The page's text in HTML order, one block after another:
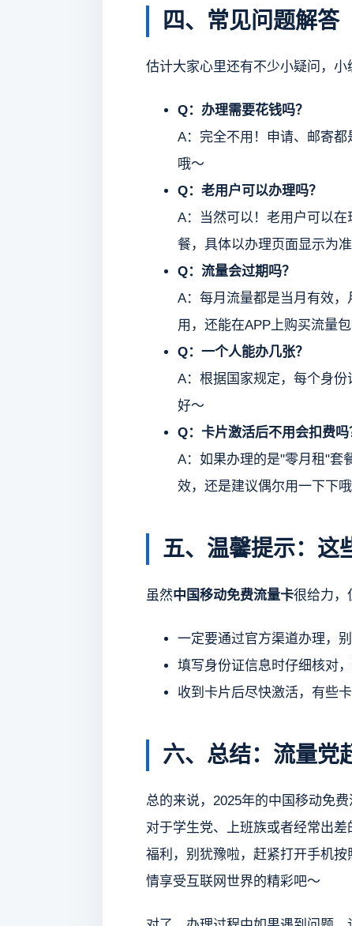
四、常见问题解答
估计大家心里还有不少小疑问，小
Q：办理需要花钱吗？
A：完全不用！申请、邮寄
哦～
Q：老用户可以办理吗？
A：当然可以！老用户可以
餐，具体以办理页面显示为
Q：流量会过期吗？
A：每月流量都是当月有效
用，还能在APP上购买流量包
Q：一个人能办几张？
A：根据国家规定，每个身
好～
Q：卡片激活后不用会扣费吗
A：如果办理的是"零月租"套
效，还是建议偶尔用一下下
五、温馨提示：这
虽然中国移动免费流量卡很给力，
一定要通过官方渠道办理，
填写身份证信息时仔细核对
收到卡片后尽快激活，有些
六、总结：流量党
总的来说，2025年的中国移动免
对于学生党、上班族或者经常出
福利，别犹豫啦，赶紧打开手机
情享受互联网世界的精彩吧～